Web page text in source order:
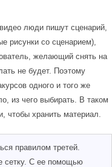
люди пишут сценарий,
рисунки со сценарием),
желающий снять на
не будет. Поэтому
одного и того же
из чего выбирать. В таком
чтобы хранить материал.
правилом третей.
сетку. С ее помощью